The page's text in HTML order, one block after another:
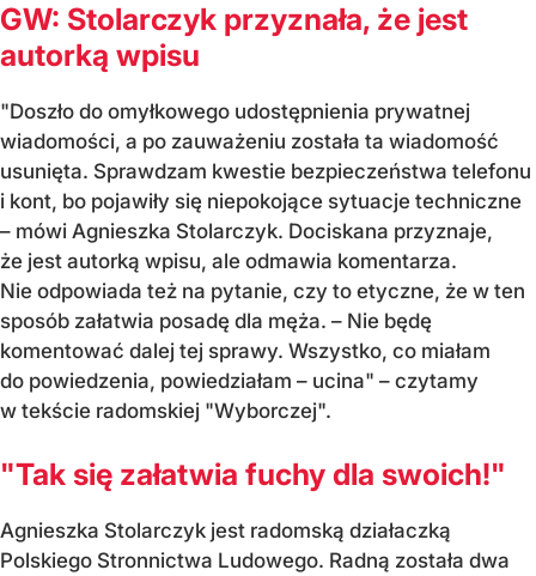
GW: Stolarczyk przyznała, że jest
autorką wpisu
"Doszło do omyłkowego udostępnienia prywatnej
wiadomości, a po zauważeniu została ta wiadomość
usunięta. Sprawdzam kwestie bezpieczeństwa telefonu
i kont, bo pojawiły się niepokojące sytuacje techniczne
– mówi Agnieszka Stolarczyk. Dociskana przyznaje,
że jest autorką wpisu, ale odmawia komentarza.
Nie odpowiada też na pytanie, czy to etyczne, że w ten
sposób załatwia posadę dla męża. – Nie będę
komentować dalej tej sprawy. Wszystko, co miałam
do powiedzenia, powiedziałam – ucina" – czytamy
w tekście radomskiej "Wyborczej".
"Tak się załatwia fuchy dla swoich!"
Agnieszka Stolarczyk jest radomską działaczką
Polskiego Stronnictwa Ludowego. Radną została dwa